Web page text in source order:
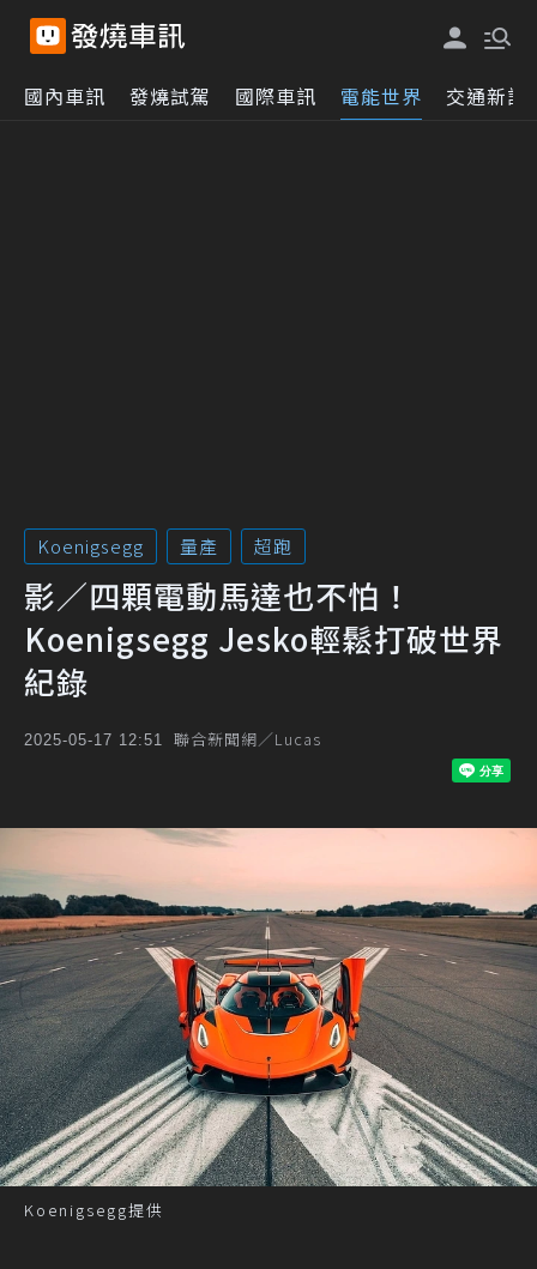
國內車訊 發燒試駕 國際車訊 電能世界 交通新訊
Koenigsegg 量產 超跑
影／四顆電動馬達也不怕！
Koenigsegg Jesko輕鬆打破世界
紀錄
2025-05-17 12:51 聯合新聞網／Lucas
Koenigsegg提供